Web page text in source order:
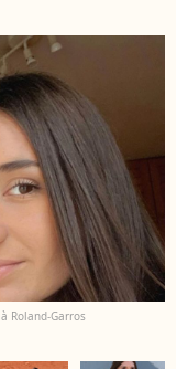
Roland-Garros